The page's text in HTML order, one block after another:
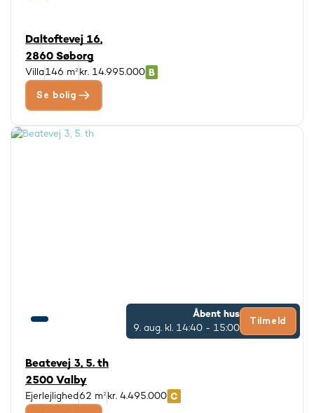
Daltoftevej 16,
2860 Søborg
Villa146 m² kr. 14.995.000
Se bolig
Åbent hus
9. aug. kl. 14:40 - 15:00
Tilmeld
Beatevej 3, 5. th
2500 Valby
Ejerlejlighed 62 m² kr. 4.495.000